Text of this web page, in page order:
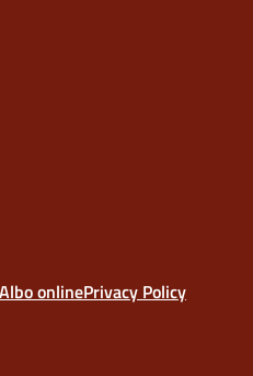
Albo onlinePrivacy Policy